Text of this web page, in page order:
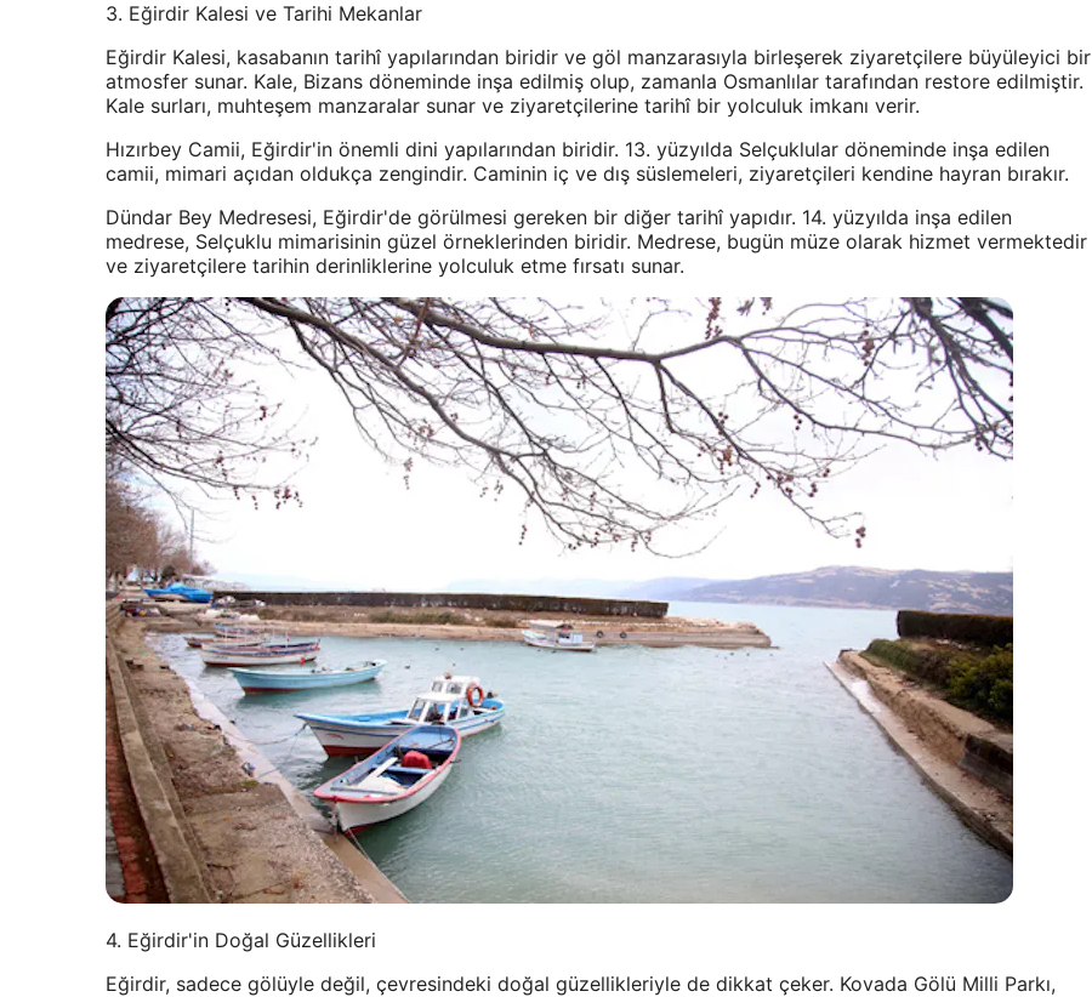
3. Eğirdir Kalesi ve Tarihi Mekanlar
Eğirdir Kalesi, kasabanın tarihî yapılarından biridir ve göl manzarasıyla birleşerek ziyaretçilere büyüleyici bir
atmosfer sunar. Kale, Bizans döneminde inşa edilmiş olup, zamanla Osmanlılar tarafından restore edilmiştir.
Kale surları, muhteşem manzaralar sunar ve ziyaretçilerine tarihî bir yolculuk imkanı verir.
Hızırbey Camii, Eğirdir'in önemli dini yapılarından biridir. 13. yüzyılda Selçuklular döneminde inşa edilen
camii, mimari açıdan oldukça zengindir. Caminin iç ve dış süslemeleri, ziyaretçileri kendine hayran bırakır.
Dündar Bey Medresesi, Eğirdir'de görülmesi gereken bir diğer tarihî yapıdır. 14. yüzyılda inşa edilen
medrese, Selçuklu mimarisinin güzel örneklerinden biridir. Medrese, bugün müze olarak hizmet vermektedir
ve ziyaretçilere tarihin derinliklerine yolculuk etme fırsatı sunar.
4. Eğirdir'in Doğal Güzellikleri
Eğirdir, sadece gölüyle değil, çevresindeki doğal güzellikleriyle de dikkat çeker. Kovada Gölü Milli Parkı,